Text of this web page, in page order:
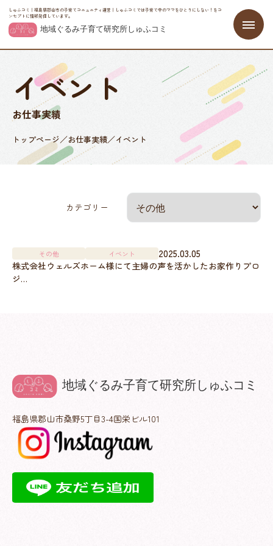
しゅふコミ｜福島県郡山市の子育てコニュニティ運営｜しゅふコミでは子育て中のママをひとりにしない！をコ
ンセプトに情報発信しています。
イベント
お仕事実績
トップページ／お仕事実績／イベント
カテゴリー
その他 イベント 2025.03.05
株式会社ウェルズホーム様にて主婦の声を活かしたお家作りプロ
ジ…
福島県郡山市桑野5丁目3-4国栄ビル101